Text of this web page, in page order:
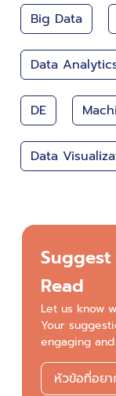
Big Data
Data
DE
Data
Read
Let us know
Your
engaging